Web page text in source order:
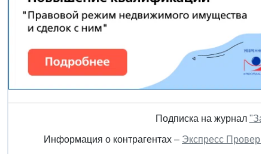
Подписка на журнал
Информация о контрагентах – Экспресс